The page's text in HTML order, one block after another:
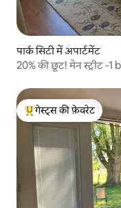
पार्क सिटी में अपार्टमेंट
20% की छूट! मेन स्ट्रीट -
गेस्ट्स का टॉप फ़ेवरेट
गेस्ट्स की फ़ेवरेट